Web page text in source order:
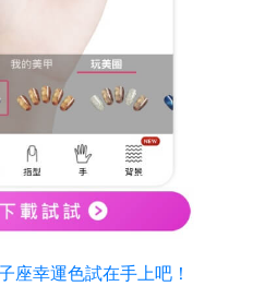
座幸運色試在手上吧！